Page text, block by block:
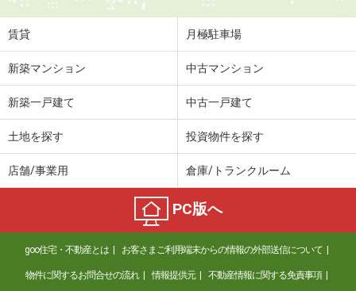
賃貸 月極駐車場
新築マンション 中古マンション
新築一戸建て 中古一戸建て
土地を探す 投資物件を探す
店舗/事業用 倉庫/トランクルーム
PC版へ
goo住宅・不動産とは お客さまご利用端末からの情報の外部送信について
物件に関するお問合せの流れ 情報提供元 不動産情報に関する免責事項